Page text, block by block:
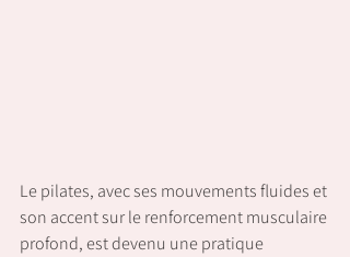
Le pilates, avec ses mouvements fluides et
son accent sur le renforcement musculaire
profond, est devenu une pratique